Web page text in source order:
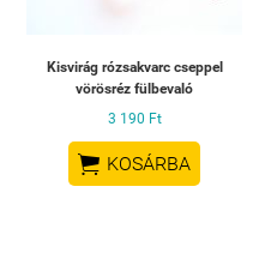
Kisvirág rózsakvarc cseppel
vörösréz fülbevaló
3 190 Ft
 KOSÁRBA